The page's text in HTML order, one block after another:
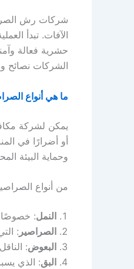
شركات رش
الآفات. تبدأ
حشرية فعالة
الشركات نصائح
ما هي أنواع
يمكن لشركة
أو أضرارًا في
وحماية البيئة
من أنواع
النمل: خصوصًا
الصراصير :
البعوض:
البق: الذي